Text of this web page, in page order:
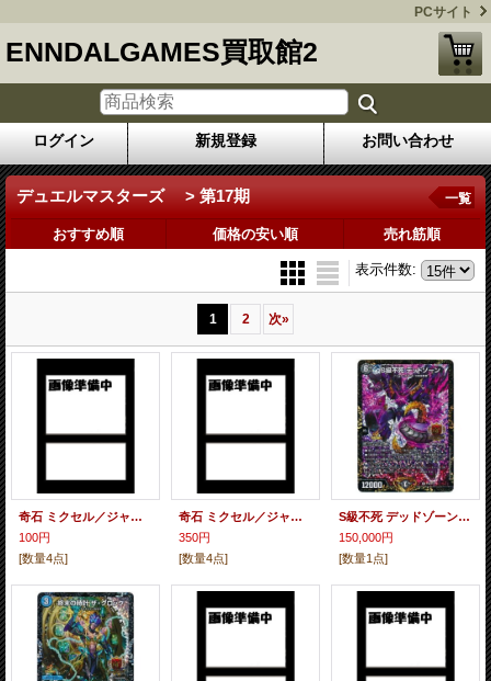
PCサイト
ENNDALGAMES買取館2
ログイン 新規登録 お問い合わせ
デュエルマスターズ > 第17期 一覧
おすすめ順 価格の安い順 売れ筋順
表示件数:
1 2 次»
奇石 ミクセル／ジャミング・チャフ【デュエマフェスパック Vol.5交換景品】
100円
[数量4点]
奇石 ミクセル／ジャミング・チャフ【デュエマフェスジャンケン大会優勝】
350円
[数量4点]
S級不死 デッドゾーン【デュエル・マスターズグランプリ6th上位8チーム贈呈賞品】
150,000円
[数量1点]